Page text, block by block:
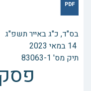
בס"ד, כ"ג באייר תשפ"ג
תיק מס' 83063-1